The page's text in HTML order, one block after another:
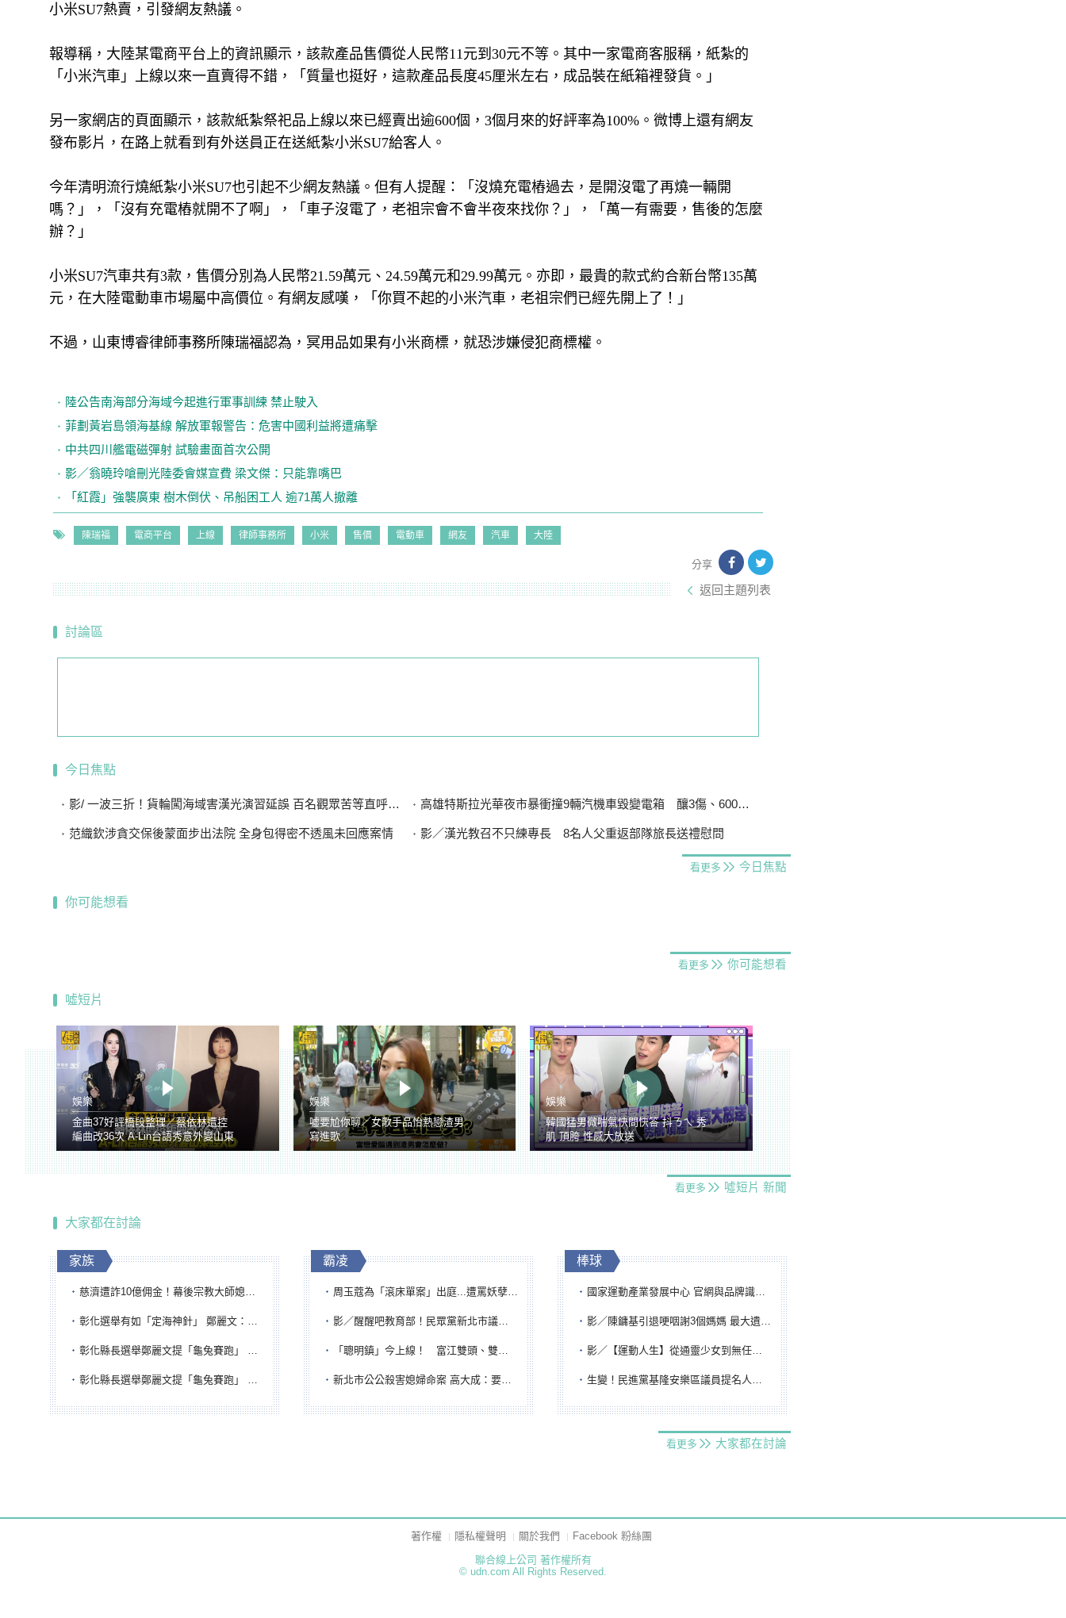
小米SU7熱賣，引發網友熱議。
報導稱，大陸某電商平台上的資訊顯示，該款產品售價從人民幣11元到30元不等。其中一家電商客服稱，紙紮的
「小米汽車」上線以來一直賣得不錯，「質量也挺好，這款產品長度45厘米左右，成品裝在紙箱裡發貨。」
另一家網店的頁面顯示，該款紙紮祭祀品上線以來已經賣出逾600個，3個月來的好評率為100%。微博上還有網友
發布影片，在路上就看到有外送員正在送紙紮小米SU7給客人。
今年清明流行燒紙紮小米SU7也引起不少網友熱議。但有人提醒：「沒燒充電樁過去，是開沒電了再燒一輛開
嗎？」，「沒有充電樁就開不了啊」，「車子沒電了，老祖宗會不會半夜來找你？」，「萬一有需要，售後的怎麼
辦？」
小米SU7汽車共有3款，售價分別為人民幣21.59萬元、24.59萬元和29.99萬元。亦即，最貴的款式約合新台幣135萬
元，在大陸電動車市場屬中高價位。有網友感嘆，「你買不起的小米汽車，老祖宗們已經先開上了！」
不過，山東博睿律師事務所陳瑞福認為，冥用品如果有小米商標，就恐涉嫌侵犯商標權。
陸公告南海部分海域今起進行軍事訓練 禁止駛入
菲劃黃岩島領海基線 解放軍報警告：危害中國利益將遭痛擊
中共四川艦電磁彈射 試驗畫面首次公開
影／翁曉玲嗆刪光陸委會媒宣費 梁文傑：只能靠嘴巴
「紅霞」強襲廣東 樹木倒伏、吊船困工人 逾71萬人撤離
陳瑞福 電商平台 上線 律師事務所 小米 售價 電動車 網友 汽車 大陸
分享
返回主題列表
討論區
今日焦點
影/ 一波三折！貨輪闖海域害漢光演習延誤 百名觀眾苦等直呼可惜 高雄特斯拉光華夜市暴衝撞9輛汽機車毀變電箱 釀3傷、600戶停電
范織欽涉貪交保後蒙面步出法院 全身包得密不透風未回應案情 影／漢光教召不只練專長 8名人父重返部隊旅長送禮慰問
看更多 今日焦點
你可能想看
看更多 你可能想看
噓短片
娛樂
金曲37好評橋段整理／蔡依林遭控
編曲改36次 A-Lin台語秀意外變山東
腔
娛樂
噓要尬你聊／女歌手品怡熱戀渣男
寫進歌
娛樂
韓國猛男微喘氣快問快答 抖ㄋㄟ 秀
肌 頂胯 性感大放送
看更多 噓短片 新聞
大家都在討論
家族
慈濟遭詐10億佣金！幕後宗教大師媳婦獲100萬交保...快步奔離不發一語
彰化選舉有如「定海神針」 鄭麗文：傾全黨之力讓彰化贏
彰化縣長選舉鄭麗文提「龜兔賽跑」 綠營、無黨籍忙否認是烏龜
彰化縣長選舉鄭麗文提「龜兔賽跑」 綠營、無黨籍忙否認是烏龜
霸凌
周玉蔻為「滾床單案」出庭...遭罵妖孽下地獄 張淑娟批：舌頭殺人有罪
影／醒醒吧教育部！民眾黨新北市議員參選人提出校園反毒防線升級政見
「聰明鎮」今上線！ 富江雙頭、雙一、人頭氣球全登場
新北市公公殺害媳婦命案 高大成：要害殺多刀顯示怨恨深
棒球
國家運動產業發展中心 官網與品牌識別標誌重磅啟用
影／陳鏞基引退哽咽謝3個媽媽 最大遺憾無緣大聯盟
影／【運動人生】從通靈少女到無任所大使 劉柏君女裁判人生國際發光
生變！民進黨基隆安樂區議員提名人黃永翔突被除名 將另提他人
看更多 大家都在討論
著作權 隱私權聲明 關於我們
Facebook 粉絲團
聯合線上公司 著作權所有
© udn.com All Rights Reserved.